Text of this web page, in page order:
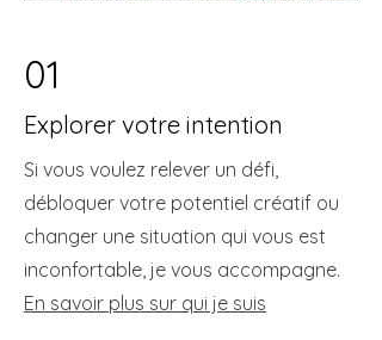
01
Explorer votre intention
Si vous voulez relever un défi,
débloquer votre potentiel créatif ou
changer une situation qui vous est
inconfortable, je vous accompagne.
En savoir plus sur qui je suis